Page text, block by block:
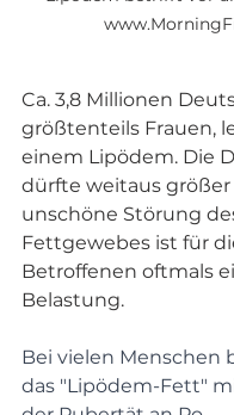
Ca. 3,8 Millionen
größtenteils Frauen,
einem Lipödem. Die
dürfte weitaus größer
unschöne Störung
Fettgewebes ist für
Betroffenen oftmals
Belastung.
Bei vielen Menschen
das "Lipödem-Fett"